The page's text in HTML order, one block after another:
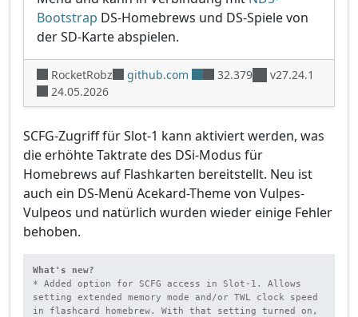
Bootstrap DS-Homebrews und DS-Spiele von
der SD-Karte abspielen.
RocketRobz github.com 32.379
v27.24.1
24.05.2026
SCFG-Zugriff für Slot-1 kann aktiviert werden, was
die erhöhte Taktrate des DSi-Modus für
Homebrews auf Flashkarten bereitstellt. Neu ist
auch ein DS-Menü Acekard-Theme von Vulpes-
Vulpeos und natürlich wurden wieder einige Fehler
behoben.
What's new?
* Added option for SCFG access in Slot-1. Allows
setting extended memory mode and/or TWL clock speed
in flashcard homebrew. With that setting turned on,